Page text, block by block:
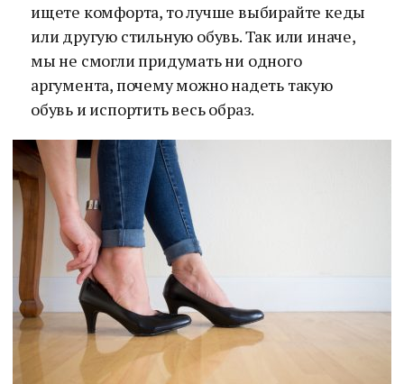
ищете комфорта, то лучше выбирайте кеды
или другую стильную обувь. Так или иначе,
мы не смогли придумать ни одного
аргумента, почему можно надеть такую
обувь и испортить весь образ.